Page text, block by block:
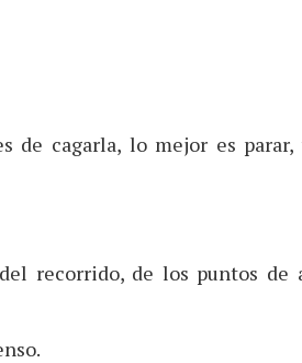
de cagarla, lo mejor es
recorrido, de los puntos de